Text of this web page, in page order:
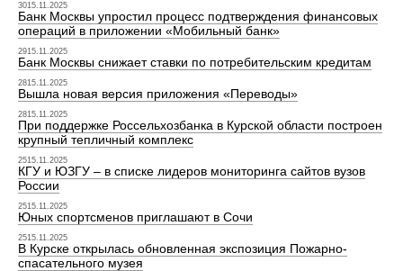
3015.11.2025
Банк Москвы упростил процесс подтверждения финансовых
операций в приложении «Мобильный банк»
2915.11.2025
Банк Москвы снижает ставки по потребительским кредитам
2815.11.2025
Вышла новая версия приложения «Переводы»
2815.11.2025
При поддержке Россельхозбанка в Курской области построен
крупный тепличный комплекс
2515.11.2025
КГУ и ЮЗГУ – в списке лидеров мониторинга сайтов вузов
России
2515.11.2025
Юных спортсменов приглашают в Сочи
2515.11.2025
В Курске открылась обновленная экспозиция Пожарно-
спасательного музея